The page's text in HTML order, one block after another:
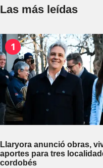
Las más leídas
1
Llaryora anunció obras,
aportes para tres
cordobés